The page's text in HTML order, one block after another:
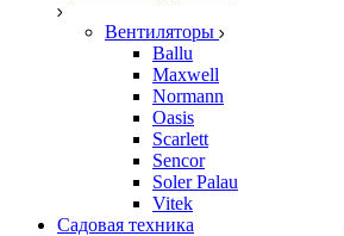
Вентиляторы
Ballu
Maxwell
Normann
Oasis
Scarlett
Sencor
Soler Palau
Vitek
Садовая техника